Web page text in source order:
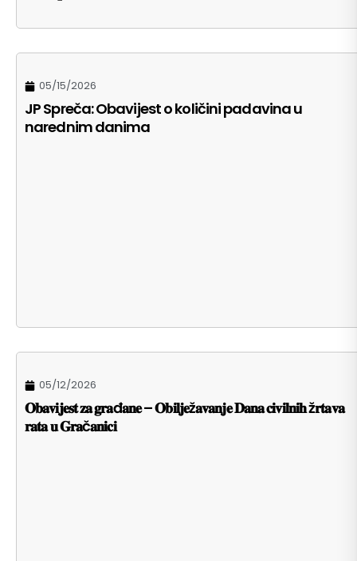
05/15/2026
JP Spreča: Obavijest o količini padavina u
narednim danima
05/12/2026
𝐎𝐛𝐚𝐯𝐢𝐣𝐞𝐬𝐭 𝐳𝐚 𝐠𝐫𝐚đ𝐚𝐧𝐞 – 𝐎𝐛𝐢𝐥𝐣𝐞ž𝐚𝐯𝐚𝐧𝐣𝐞 𝐃𝐚𝐧𝐚 𝐜𝐢𝐯𝐢𝐥𝐧𝐢𝐡 ž𝐫𝐭𝐚𝐯𝐚
𝐫𝐚𝐭𝐚 𝐮 𝐆𝐫𝐚č𝐚𝐧𝐢𝐜𝐢